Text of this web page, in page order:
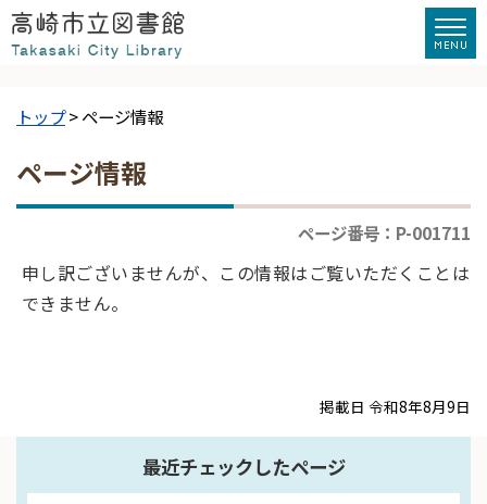
トップ> ページ情報
ページ情報
ページ番号：P-001711
申し訳ございませんが、この情報はご覧いただくことは
できません。
掲載日 令和8年8月9日
最近チェックしたページ